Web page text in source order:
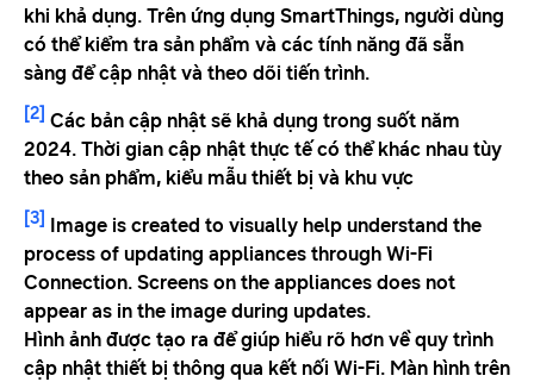
khi khả dụng. Trên ứng dụng SmartThings, người dùng
có thể kiểm tra sản phẩm và các tính năng đã sẵn
sàng để cập nhật và theo dõi tiến trình.
[2] Các bản cập nhật sẽ khả dụng trong suốt năm
2024. Thời gian cập nhật thực tế có thể khác nhau tùy
theo sản phẩm, kiểu mẫu thiết bị và khu vực
[3] Image is created to visually help understand the
process of updating appliances through Wi-Fi
Connection. Screens on the appliances does not
appear as in the image during updates.
Hình ảnh được tạo ra để giúp hiểu rõ hơn về quy trình
cập nhật thiết bị thông qua kết nối Wi-Fi. Màn hình trên